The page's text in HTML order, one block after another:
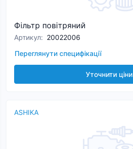
Фільтр повітряний
Артикул: 20022006
Переглянути специфікації
Уточнити ціни
ASHIKA